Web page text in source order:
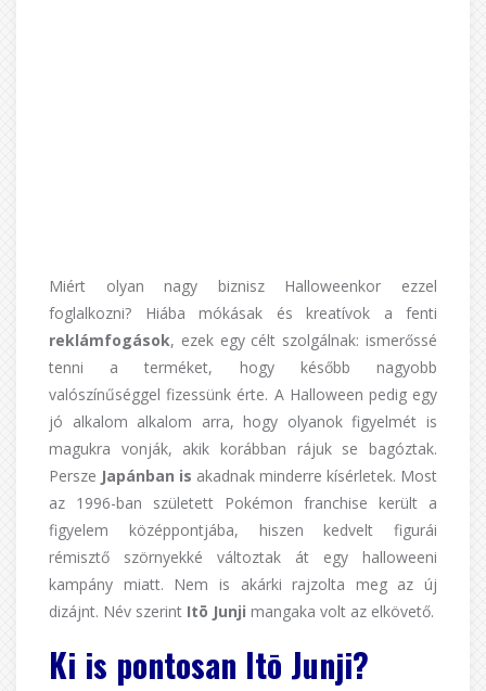
Miért olyan nagy biznisz Halloweenkor ezzel
foglalkozni? Hiába mókásak és kreatívok a fenti
reklámfogások, ezek egy célt szolgálnak: ismerőssé
tenni a terméket, hogy később nagyobb
valószínűséggel fizessünk érte. A Halloween pedig egy
jó alkalom alkalom arra, hogy olyanok figyelmét is
magukra vonják, akik korábban rájuk se bagóztak.
Persze Japánban is akadnak minderre kísérletek. Most
az 1996-ban született Pokémon franchise került a
figyelem középpontjába, hiszen kedvelt figurái
rémisztő szörnyekké változtak át egy halloweeni
kampány miatt. Nem is akárki rajzolta meg az új
dizájnt. Név szerint Itō Junji mangaka volt az elkövető.
Ki is pontosan Itō Junji?